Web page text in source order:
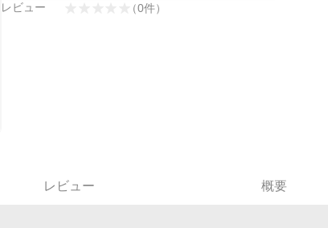
レビュー （0件）
レビュー 概要